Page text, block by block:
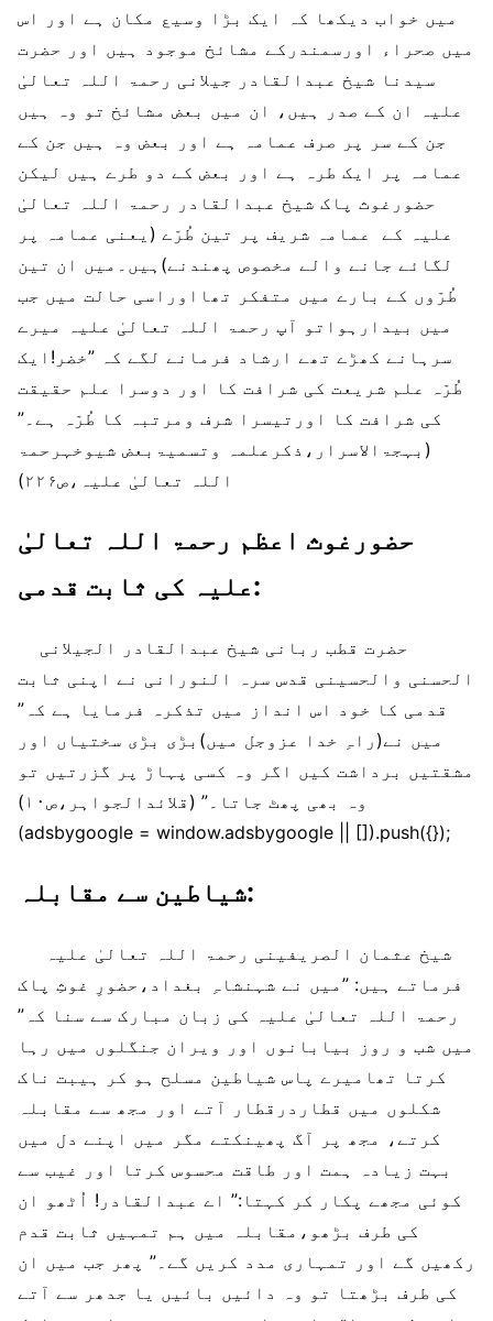
میں خواب دیکھا کہ ایک بڑا وسیع مکان ہے اور اس
میں صحراء اورسمندرکے مشائخ موجود ہیں اور حضرت
سیدنا شیخ عبدالقادر جیلانی رحمۃ اللہ تعالیٰ
علیہ ان کے صدر ہیں، ان میں بعض مشائخ تو وہ ہیں
جن کے سر پر صرف عمامہ ہے اور بعض وہ ہیں جن کے
عمامہ پر ایک طرہ ہے اور بعض کے دو طرے ہیں لیکن
حضورغوث پاک شیخ عبدالقادر رحمۃ اللہ تعالیٰ
علیہ کے عمامہ شریف پر تین طُرّے (یعنی عمامہ پر
لگائے جانے والے مخصوص پھندنے)ہیں۔میں ان تین
طُرّوں کے بارے میں متفکر تھااوراسی حالت میں جب
میں بیدارہواتو آپ رحمۃ اللہ تعالیٰ علیہ میرے
سرہانے کھڑے تھے ارشاد فرمانے لگے کہ ”خضر!ایک
طُرّہ علم شریعت کی شرافت کا اور دوسرا علم حقیقت
کی شرافت کا اورتیسرا شرف ومرتبہ کا طُرّہ ہے۔”
(بہجۃالاسرار،ذکرعلمہ وتسمیۃبعض شیوخہرحمۃ
اللہ تعالیٰ علیہ،ص۲۲۶)
حضورغوث اعظم رحمۃ اللہ تعالیٰ
علیہ کی ثابت قدمی:
الحسنی والحسینی قدس سرہ النورانی نے اپنی ثابت
قدمی کا خود اس انداز میں تذکرہ فرمایا ہے کہ”
میں نے(راہِ خدا عزوجل میں)بڑی بڑی سختیاں اور
مشقتیں برداشت کیں اگر وہ کسی پہاڑ پر گزرتیں تو
وہ بھی پھٹ جاتا۔” (قلائدالجواہر،ص۱۰)
(adsbygoogle = window.adsbygoogle || []).push({});
شیاطین سے مقابلہ:
فرماتے ہیں: ”میں نے شہنشاہِ بغداد،حضورِ غوثِ پاک
رحمۃ اللہ تعالیٰ علیہ کی زبان مبارک سے سنا کہ”
میں شب و روز بیابانوں اور ویران جنگلوں میں رہا
کرتا تھامیرے پاس شیاطین مسلح ہو کر ہیبت ناک
شکلوں میں قطاردرقطار آتے اور مجھ سے مقابلہ
کرتے، مجھ پر آگ پھینکتے مگر میں اپنے دل میں
بہت زیادہ ہمت اور طاقت محسوس کرتا اور غیب سے
کوئی مجھے پکار کر کہتا:” اے عبدالقادر! اُٹھو ان
کی طرف بڑھو،مقابلہ میں ہم تمہیں ثابت قدم
رکھیں گے اور تمہاری مدد کریں گے۔” پھر جب میں ان
کی طرف بڑھتا تو وہ دائیں بائیں یا جدھر سے آتے